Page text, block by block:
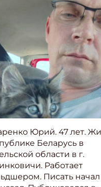
Юрий. 47 лет.
Беларусь в
области в г.
Работает
Писать